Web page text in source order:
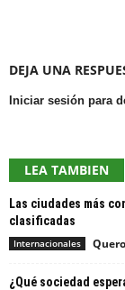
DEJA UNA
Iniciar sesión para
LEA TAMBIEN
Las ciudades más
clasificadas
Internacionales
¿Qué sociedad